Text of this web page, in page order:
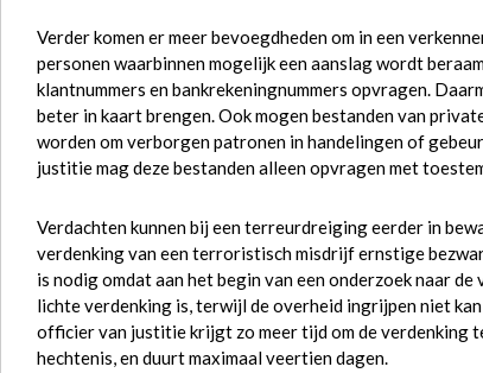
Verder komen er meer bevoegdheden om in een
personen waarbinnen mogelijk een aanslag wordt
klantnummers en bankrekeningnummers opvragen.
beter in kaart brengen. Ook mogen bestanden van
worden om verborgen patronen in handelingen of
justitie mag deze bestanden alleen opvragen met
Verdachten kunnen bij een terreurdreiging eerder in
verdenking van een terroristisch misdrijf ernstige
is nodig omdat aan het begin van een onderzoek naar
lichte verdenking is, terwijl de overheid ingrijpen niet
officier van justitie krijgt zo meer tijd om de verdenking
hechtenis, en duurt maximaal veertien dagen.